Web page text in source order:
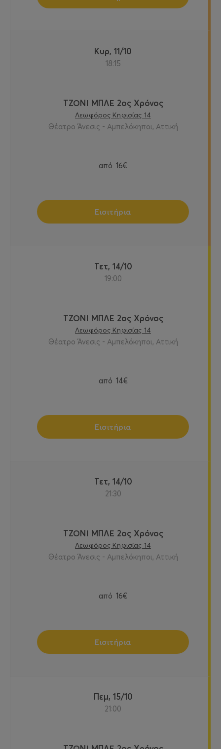
Κυρ, 11/10
18:15
ΤΖΟΝΙ ΜΠΛΕ 2ος Χρόνος
Λεωφόρος Κηφισίας 14
Θέατρο Άνεσις - Αμπελόκηποι, Αττική
από 16€
Εισιτήρια
Τετ, 14/10
19:00
ΤΖΟΝΙ ΜΠΛΕ 2ος Χρόνος
Λεωφόρος Κηφισίας 14
Θέατρο Άνεσις - Αμπελόκηποι, Αττική
από 14€
Εισιτήρια
Τετ, 14/10
21:30
ΤΖΟΝΙ ΜΠΛΕ 2ος Χρόνος
Λεωφόρος Κηφισίας 14
Θέατρο Άνεσις - Αμπελόκηποι, Αττική
από 16€
Εισιτήρια
Πεμ, 15/10
21:00